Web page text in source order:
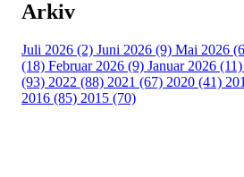
Arkiv
Juli 2026 (2) Juni 2026 (9) Mai 2026
(18) Februar 2026 (9) Januar 2026 (11)
(93) 2022 (88) 2021 (67) 2020 (41)
2016 (85) 2015 (70)